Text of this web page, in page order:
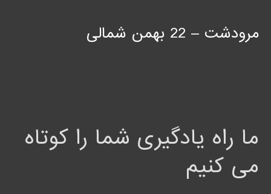
مرودشت – 22 بهمن شمالی
ما راه یادگیری شما را کوتاه
می کنیم